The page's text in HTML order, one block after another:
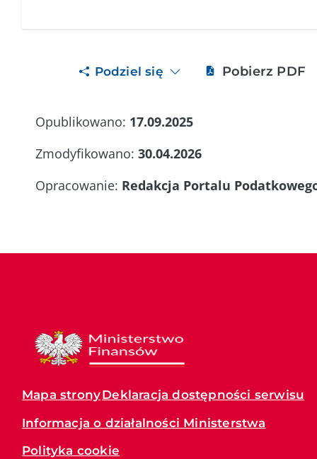
Podziel się Pobierz PDF
Opublikowano: 17.09.2025
Zmodyfikowano: 30.04.2026
Opracowanie: Redakcja Portalu
Mapa stronyDeklaracja dostępności serwisu
Informacja o działalności Ministerstwa
Polityka cookie